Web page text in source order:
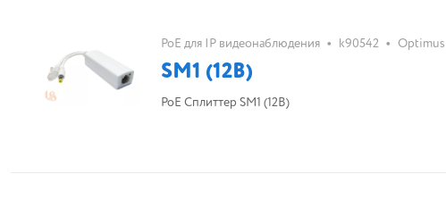
PoE для IP видеонаблюдения • k90542 • Optimus
SM1 (12B)
PoE Сплиттер SM1 (12B)